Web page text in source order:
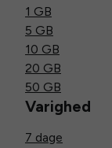
1 GB
5 GB
10 GB
20 GB
50 GB
Varighed
7 dage